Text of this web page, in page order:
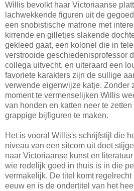
Willis bevolkt haar Victoriaanse
lachwekkende figuren uit de
een snobistische matrone met
kirrende en gilletjes slakende
gekleed gaat, een kolonel die in
verstrooide geschiedenisprofessor
collega uitvecht, en uiteraard een
favoriete karakters zijn de sullige
verwende eigenwijze katje. Zonder
moment te vermenselijken Willis
van honden en katten neer te zetten
grappige bijfiguren te maken.
Het is vooral Willis's schrijfstijl die
niveau van een sitcom uit doet
naar Victoriaanse kunst en
wie redelijk goed in thuis is in die
vermakelijk. De titel komt
eeuw en is de ondertitel van het